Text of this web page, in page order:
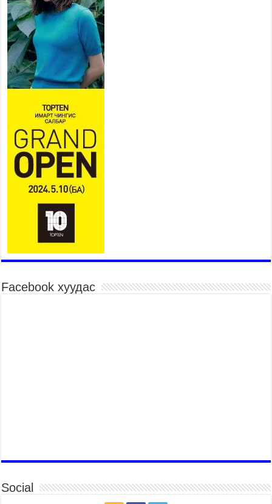
сэрэмжлэхийг нийслэлийн Онцгой байдлын
газраас анхааруулж байна
2026 оны 7 сар 20 / 9 цаг 09 минут
311 алба хаагч, 119 техник хэрэгсэлтэй ажиллаж
үер усны аюул, болзошгүй эрсдэлээс сэргийлж
байна
2026 оны 7 сар 20 / 9 цаг 05 минут
Аяллаа зөв төлөвлөхийг иргэдэд зөвлөж байна
2026 оны 7 сар 16 / 11 цаг 50 минут
Үер усны болзошгүй аюулаас сэргийлж,
холбогдох байгууллагууд өндөржүүлсэн бэлэн
байдалд ажиллаж байна
2026 оны 7 сар 15 / 13 цаг 06 минут
Монгол адууны үнэ цэнийг дэлхийд сурталчлах
2026 оны 7 сар 15 / 11 цаг 51 минут
Шагайн харвааны насанд хүрэгчдийн багийн
төрөлд 106 багийн 848 харваач өрсөлдөж,
шилдгүүд шалгарав
161 ажилтан, 27 техниктэй ажиллаж байна
Наадмын амралтын өдрүүдэд нийслэлийн эрүүл
Facebook хуудас
Social